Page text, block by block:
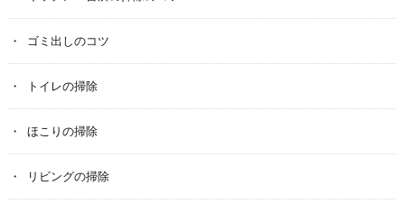
ゴミ出しのコツ
トイレの掃除
ほこりの掃除
リビングの掃除